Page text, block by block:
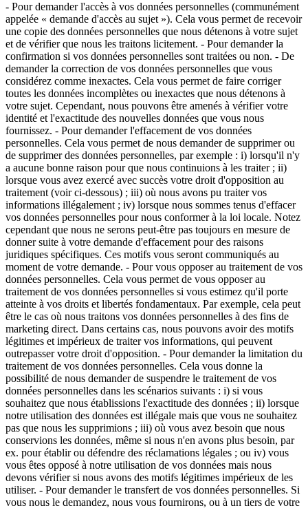
- Pour demander l'accès à vos données personnelles (communément
appelée « demande d'accès au sujet »). Cela vous permet de recevoir
une copie des données personnelles que nous détenons à votre sujet
et de vérifier que nous les traitons licitement. - Pour demander la
confirmation si vos données personnelles sont traitées ou non. - De
demander la correction de vos données personnelles que vous
considérez comme inexactes. Cela vous permet de faire corriger
toutes les données incomplètes ou inexactes que nous détenons à
votre sujet. Cependant, nous pouvons être amenés à vérifier votre
identité et l'exactitude des nouvelles données que vous nous
fournissez. - Pour demander l'effacement de vos données
personnelles. Cela vous permet de nous demander de supprimer ou
de supprimer des données personnelles, par exemple : i) lorsqu'il n'y
a aucune bonne raison pour que nous continuions à les traiter ; ii)
lorsque vous avez exercé avec succès votre droit d'opposition au
traitement (voir ci-dessous) ; iii) où nous avons pu traiter vos
informations illégalement ; iv) lorsque nous sommes tenus d'effacer
vos données personnelles pour nous conformer à la loi locale. Notez
cependant que nous ne serons peut-être pas toujours en mesure de
donner suite à votre demande d'effacement pour des raisons
juridiques spécifiques. Ces motifs vous seront communiqués au
moment de votre demande. - Pour vous opposer au traitement de vos
données personnelles. Cela vous permet de vous opposer au
traitement de vos données personnelles si vous estimez qu'il porte
atteinte à vos droits et libertés fondamentaux. Par exemple, cela peut
être le cas où nous traitons vos données personnelles à des fins de
marketing direct. Dans certains cas, nous pouvons avoir des motifs
légitimes et impérieux de traiter vos informations, qui peuvent
outrepasser votre droit d'opposition. - Pour demander la limitation du
traitement de vos données personnelles. Cela vous donne la
possibilité de nous demander de suspendre le traitement de vos
données personnelles dans les scénarios suivants : i) si vous
souhaitez que nous établissions l'exactitude des données ; ii) lorsque
notre utilisation des données est illégale mais que vous ne souhaitez
pas que nous les supprimions ; iii) où vous avez besoin que nous
conservions les données, même si nous n'en avons plus besoin, par
ex. pour établir ou défendre des réclamations légales ; ou iv) vous
vous êtes opposé à notre utilisation de vos données mais nous
devons vérifier si nous avons des motifs légitimes impérieux de les
utiliser. - Pour demander le transfert de vos données personnelles. Si
vous nous le demandez, nous vous fournirons, ou à un tiers de votre